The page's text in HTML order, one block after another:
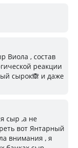
Виола , состав
реакции
сырок🙈 и даже
сыр ,а не
вот Янтарный
внимания , я